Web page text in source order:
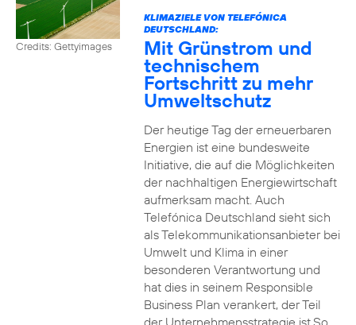
Credits: Gettyimages
KLIMAZIELE VON TELEFÓNICA
DEUTSCHLAND:
Mit Grünstrom und
technischem
Fortschritt zu mehr
Umweltschutz
Der heutige Tag der erneuerbaren
Energien ist eine bundesweite
Initiative, die auf die Möglichkeiten
der nachhaltigen Energiewirtschaft
aufmerksam macht. Auch
Telefónica Deutschland sieht sich
als Telekommunikationsanbieter bei
Umwelt und Klima in einer
besonderen Verantwortung und
hat dies in seinem Responsible
Business Plan verankert, der Teil
der Unternehmensstrategie ist.So